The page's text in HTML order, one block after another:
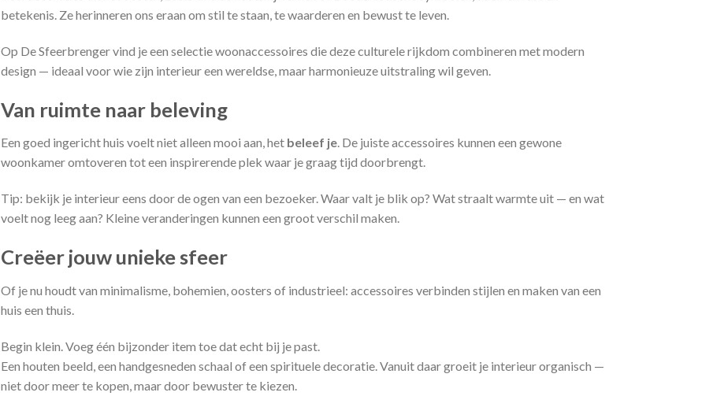
betekenis. Ze herinneren ons eraan om stil te staan, te waarderen en bewust te leven.
Op De Sfeerbrenger vind je een selectie woonaccessoires die deze culturele rijkdom combineren met modern
design — ideaal voor wie zijn interieur een wereldse, maar harmonieuze uitstraling wil geven.
Van ruimte naar beleving
Een goed ingericht huis voelt niet alleen mooi aan, het beleef je. De juiste accessoires kunnen een gewone
woonkamer omtoveren tot een inspirerende plek waar je graag tijd doorbrengt.
Tip: bekijk je interieur eens door de ogen van een bezoeker. Waar valt je blik op? Wat straalt warmte uit — en wat
voelt nog leeg aan? Kleine veranderingen kunnen een groot verschil maken.
Creëer jouw unieke sfeer
Of je nu houdt van minimalisme, bohemien, oosters of industrieel: accessoires verbinden stijlen en maken van een
huis een thuis.
Begin klein. Voeg één bijzonder item toe dat echt bij je past.
Een houten beeld, een handgesneden schaal of een spirituele decoratie. Vanuit daar groeit je interieur organisch —
niet door meer te kopen, maar door bewuster te kiezen.